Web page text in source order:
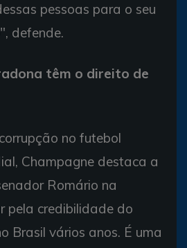
pessoas para o seu
defende.
têm o direito de
no futebol
Champagne destaca a
Romário na
pela credibilidade do
Brasil vários anos. É uma